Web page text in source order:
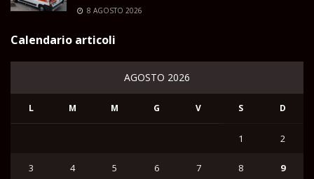
8 AGOSTO 2026
Calendario articoli
AGOSTO 2026
L M M G V S D
1 2
3 4 5 6 7 8 9